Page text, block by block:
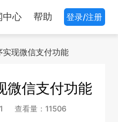
中心 帮助 登录/注册
实现微信支付功能
微信支付功能
查看量：11506